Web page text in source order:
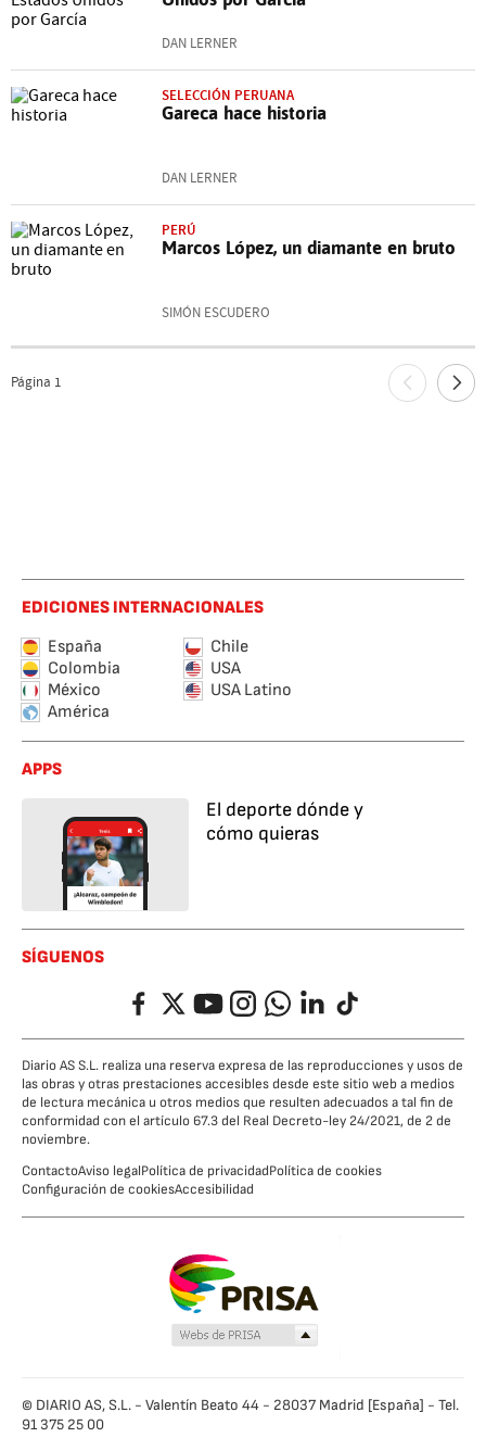
DAN LERNER
SELECCIÓN PERUANA
Gareca hace historia
DAN LERNER
PERÚ
Marcos López, un diamante en bruto
SIMÓN ESCUDERO
Página 1
EDICIONES INTERNACIONALES
España
Chile
Colombia
USA
México
USA Latino
América
APPS
El deporte dónde y
cómo quieras
SÍGUENOS
FacebookTwitterYouTubeInstagramWhatsappLinkedIn
TikTok
Diario AS S.L. realiza una reserva expresa de las reproducciones y usos de
las obras y otras prestaciones accesibles desde este sitio web a medios
de lectura mecánica u otros medios que resulten adecuados a tal fin de
conformidad con el artículo 67.3 del Real Decreto-ley 24/2021, de 2 de
noviembre.
ContactoAviso legalPolítica de privacidadPolítica de cookies
Configuración de cookiesAccesibilidad
© DIARIO AS, S.L. - Valentín Beato 44 - 28037 Madrid [España] - Tel.
91 375 25 00